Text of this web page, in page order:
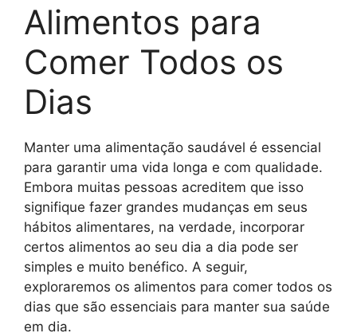
Alimentos para
Comer Todos os
Dias
Manter uma alimentação saudável é essencial
para garantir uma vida longa e com qualidade.
Embora muitas pessoas acreditem que isso
signifique fazer grandes mudanças em seus
hábitos alimentares, na verdade, incorporar
certos alimentos ao seu dia a dia pode ser
simples e muito benéfico. A seguir,
exploraremos os alimentos para comer todos os
dias que são essenciais para manter sua saúde
em dia.